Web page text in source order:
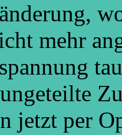
mehr
jetzt per